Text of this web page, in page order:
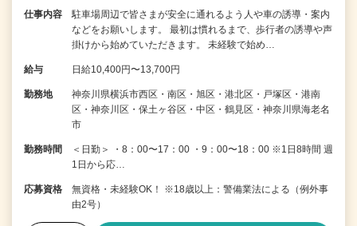
仕事内容
駐車場周辺で皆さまが安全に通れるよう人や車の誘導・案内
などをお願いします。 最初は慣れるまで、歩行者の誘導や声
掛けから始めていただきます。 未経験で始め…
給与 日給10,400円〜13,700円
勤務地
神奈川県横浜市西区・南区・旭区・港北区・戸塚区・港南
区・神奈川区・保土ヶ谷区・中区・鶴見区・神奈川県海老名
市
勤務時間
＜日勤＞ ・8：00〜17：00 ・9：00〜18：00 ※1日8時間 週
1日から応…
応募資格
無資格・未経験OK！ ※18歳以上：警備業法による（例外事
由2号）